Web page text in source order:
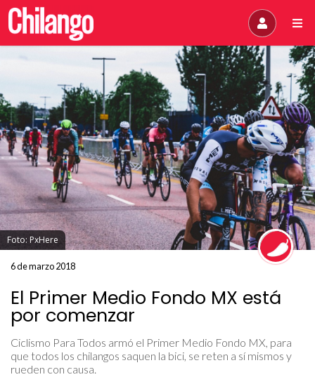
Foto: PxHere
6 de marzo 2018
El Primer Medio Fondo MX está
por comenzar
Ciclismo Para Todos armó el Primer Medio Fondo MX, para
que todos los chilangos saquen la bici, se reten a sí mismos y
rueden con causa.